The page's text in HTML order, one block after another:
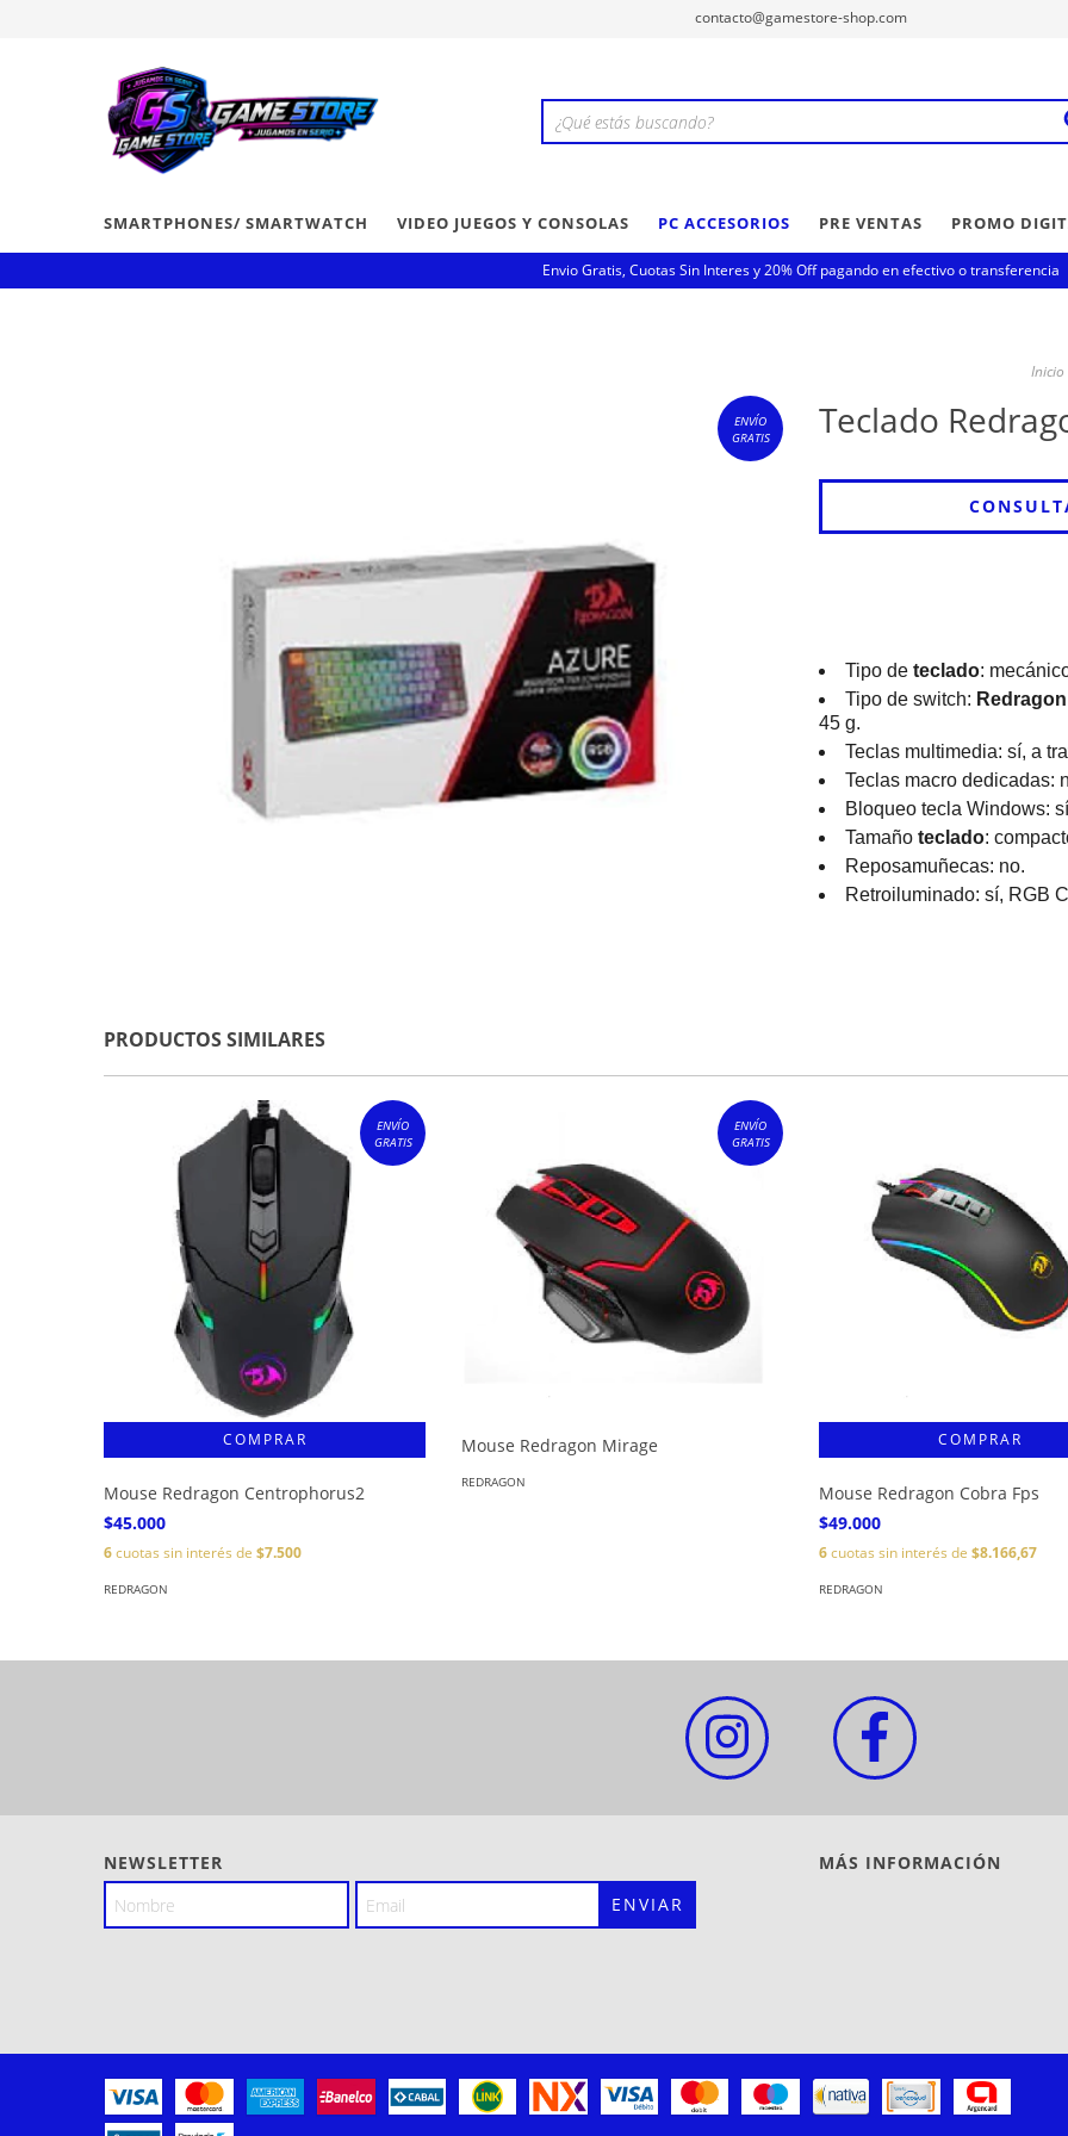
contacto@gamestore-shop.com
SMARTPHONES/ SMARTWATCH VIDEO JUEGOS Y CONSOLAS PC ACCESORIOS PRE VENTAS PROMO
Envio Gratis, Cuotas Sin Interes y 20% Off pagando en efectivo o transferencia
Inicio
ENVÍO
GRATIS
Teclado
Tipo de teclado:
Tipo de switch: Redragon
45 g.
Teclas multimedia: sí, a
Teclas macro dedicadas:
Bloqueo tecla Windows: sí
Tamaño teclado:
Reposamuñecas: no.
Retroiluminado: sí, RGB
PRODUCTOS SIMILARES
ENVÍO
GRATIS
Mouse Redragon Centrophorus2
$45.000
6cuotas sin interés de $7.500
REDRAGON
ENVÍO
GRATIS
Mouse Redragon Mirage
REDRAGON
Mouse Redragon Cobra Fps
$49.000
6cuotas sin interés de $8.166,67
REDRAGON
NEWSLETTER MÁS INFORMACIÓN